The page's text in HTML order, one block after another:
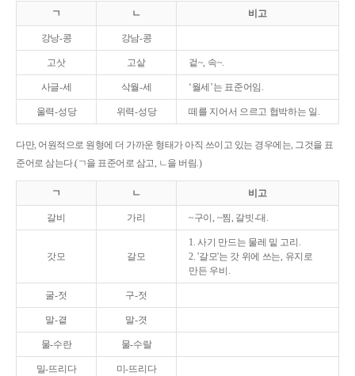
ㄱ ㄴ 비고
강낭-콩 강남-콩
고삿 고샅 겉~, 속~.
사글-세 삭월-세 ‘월세’는 표준어임.
울력-성당 위력-성당 떼를 지어서 으르고 협박하는 일.
다만, 어원적으로 원형에 더 가까운 형태가 아직 쓰이고 있는 경우에는, 그것을 표
준어로 삼는다.(ㄱ을 표준어로 삼고, ㄴ을 버림.)
ㄱ ㄴ 비고
갈비 가리 ~구이, ~찜, 갈빗-대.
갓모 갈모
1. 사기 만드는 물레 밑 고리.
2. '갈모'는 갓 위에 쓰는, 유지로
만든 우비.
굴-젓 구-젓
말-곁 말-겻
물-수란 물-수랄
밀-뜨리다 미-뜨리다